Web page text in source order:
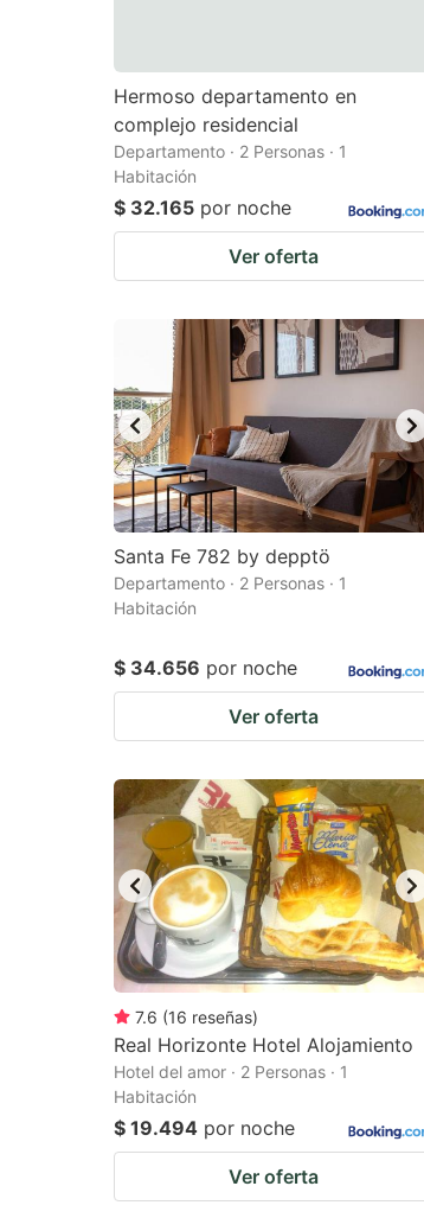
Hermoso departamento en
complejo residencial
Departamento · 2 Personas · 1
Habitación
$ 32.165 por noche
Ver oferta
Santa Fe 782 by depptö
Departamento · 2 Personas · 1
Habitación
$ 34.656 por noche
Ver oferta
7.6 (16 reseñas)
Real Horizonte Hotel Alojamiento
Hotel del amor · 2 Personas · 1
Habitación
$ 19.494 por noche
Ver oferta